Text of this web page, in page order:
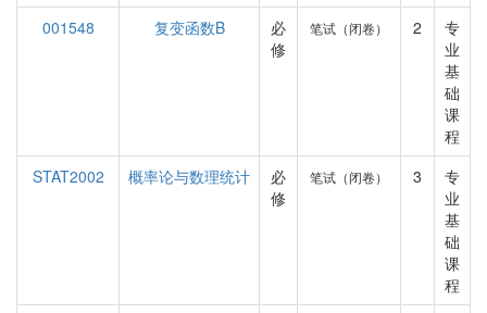
001548
复变函数B
必
修
笔试（闭卷） 2
专
业
基
础
课
程
STAT2002
概率论与数理统计
必
修
笔试（闭卷） 3
专
业
基
础
课
程